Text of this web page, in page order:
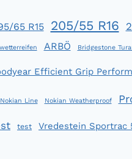
65 R15 205/55 R16
ARBÖ Bridgestone
Efficient Grip
Nokian Line Nokian Weatherproof
test Vredestein Sportrac